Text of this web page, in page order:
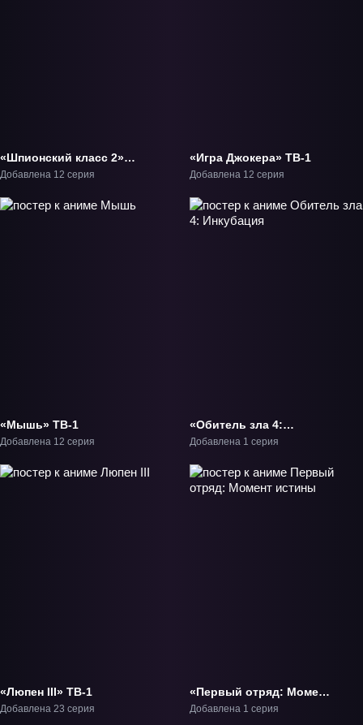
«Шпионский класс 2»
ТВ-2
Добавлена 12 серия
«Игра Джокера» ТВ-1
Добавлена 12 серия
«Мышь» ТВ-1
Добавлена 12 серия
«Обитель зла 4:
Инкубация» ОВА-1
Добавлена 1 серия
«Люпен III» ТВ-1
Добавлена 23 серия
«Первый отряд: Момент
истины» Фильм-1
Добавлена 1 серия